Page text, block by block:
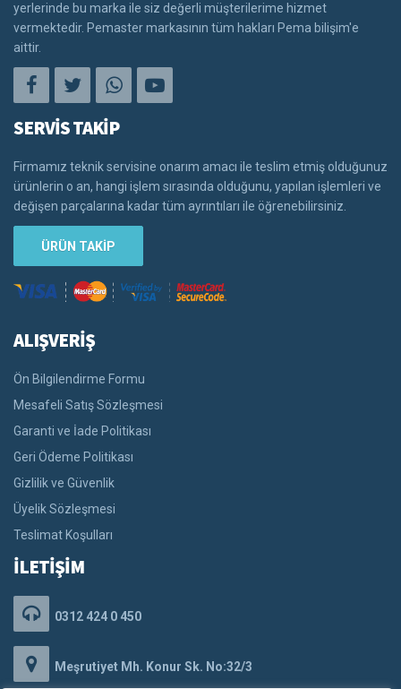
yerlerinde bu marka ile siz değerli müşterilerime hizmet
vermektedir. Pemaster markasının tüm hakları Pema bilişim'e
aittir.
SERVİS TAKİP
Firmamız teknik servisine onarım amacı ile teslim etmiş olduğunuz
ürünlerin o an, hangi işlem sırasında olduğunu, yapılan işlemleri ve
değişen parçalarına kadar tüm ayrıntıları ile öğrenebilirsiniz.
ÜRÜN TAKİP
ALIŞVERİŞ
Ön Bilgilendirme Formu
Mesafeli Satış Sözleşmesi
Garanti ve İade Politikası
Geri Ödeme Politikası
Gizlilik ve Güvenlik
Üyelik Sözleşmesi
Teslimat Koşulları
İLETİŞİM
0312 424 0 450
Meşrutiyet Mh. Konur Sk. No:32/3